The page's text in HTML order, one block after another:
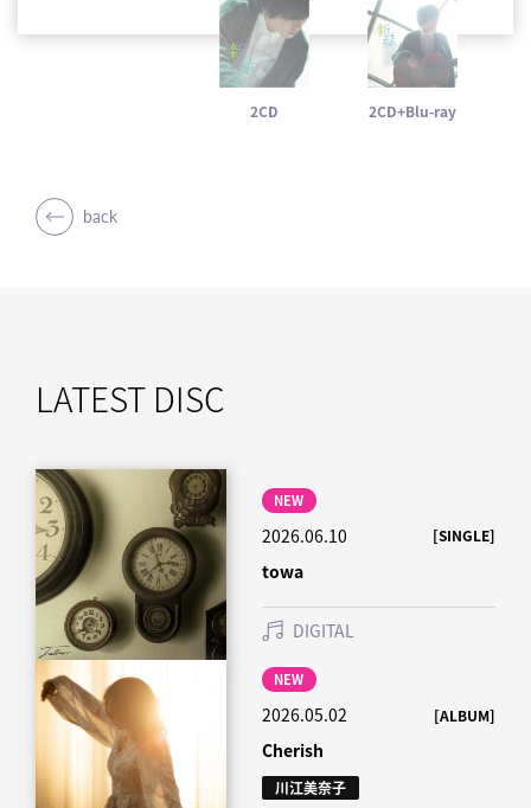
7. 東京
1. ラブソング
7. 東京
8. 愛のまま
2CD 2CD+Blu-ray
back
LATEST DISC
NEW
2026.06.10 [SINGLE]
towa
DIGITAL
NEW
2026.05.02 [ALBUM]
Cherish
川江美奈子